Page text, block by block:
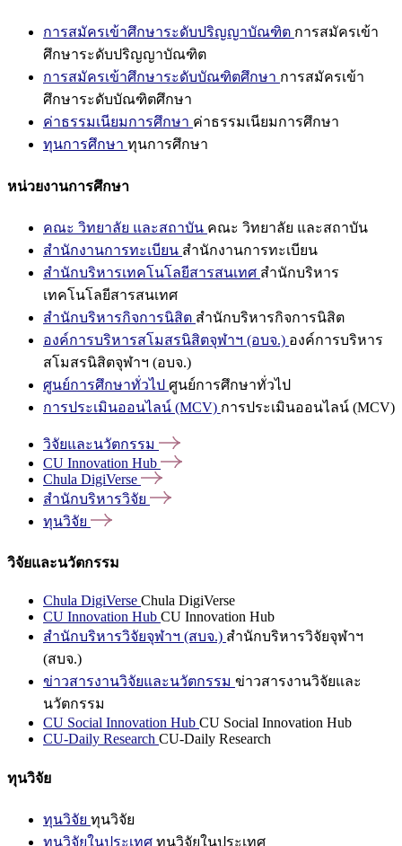
การสมัครเข้าศึกษาระดับปริญญาบัณฑิต การสมัครเข้า
ศึกษาระดับปริญญาบัณฑิต
การสมัครเข้าศึกษาระดับบัณฑิตศึกษา การสมัครเข้า
ศึกษาระดับบัณฑิตศึกษา
ค่าธรรมเนียมการศึกษา ค่าธรรมเนียมการศึกษา
ทุนการศึกษา ทุนการศึกษา
หน่วยงานการศึกษา
คณะ วิทยาลัย และสถาบัน คณะ วิทยาลัย และสถาบัน
สำนักงานการทะเบียน สำนักงานการทะเบียน
สำนักบริหารเทคโนโลยีสารสนเทศ สำนักบริหาร
เทคโนโลยีสารสนเทศ
สำนักบริหารกิจการนิสิต สำนักบริหารกิจการนิสิต
องค์การบริหารสโมสรนิสิตจุฬาฯ (อบจ.) องค์การบริหาร
สโมสรนิสิตจุฬาฯ (อบจ.)
ศูนย์การศึกษาทั่วไป ศูนย์การศึกษาทั่วไป
การประเมินออนไลน์ (MCV) การประเมินออนไลน์ (MCV)
วิจัยและนวัตกรรม
CU Innovation Hub
Chula DigiVerse
สำนักบริหารวิจัย
ทุนวิจัย
วิจัยและนวัตกรรม
Chula DigiVerse Chula DigiVerse
CU Innovation Hub CU Innovation Hub
สำนักบริหารวิจัยจุฬาฯ (สบจ.) สำนักบริหารวิจัยจุฬาฯ
(สบจ.)
ข่าวสารงานวิจัยและนวัตกรรม ข่าวสารงานวิจัยและ
นวัตกรรม
CU Social Innovation Hub CU Social Innovation Hub
CU-Daily Research CU-Daily Research
ทุนวิจัย
ทุนวิจัย ทุนวิจัย
ทุนวิจัยในประเทศ ทุนวิจัยในประเทศ